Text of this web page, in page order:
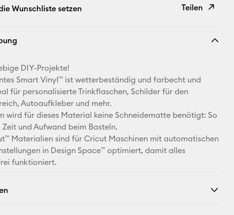
Wunschliste setzen
Teilen
Adresse
X
DIY-Projekte!
Smart Vinyl™ ist wetterbeständig und farbecht und
für personalisierte Trinkflaschen, Schilder für den
Autoaufkleber und mehr.
wird für dieses Material keine Schneidematte benötigt: So
Zeit und Aufwand beim Basteln.
Materialien sind für Cricut Maschinen mit automatischen
in Design Space™ optimiert, damit alles
funktioniert.